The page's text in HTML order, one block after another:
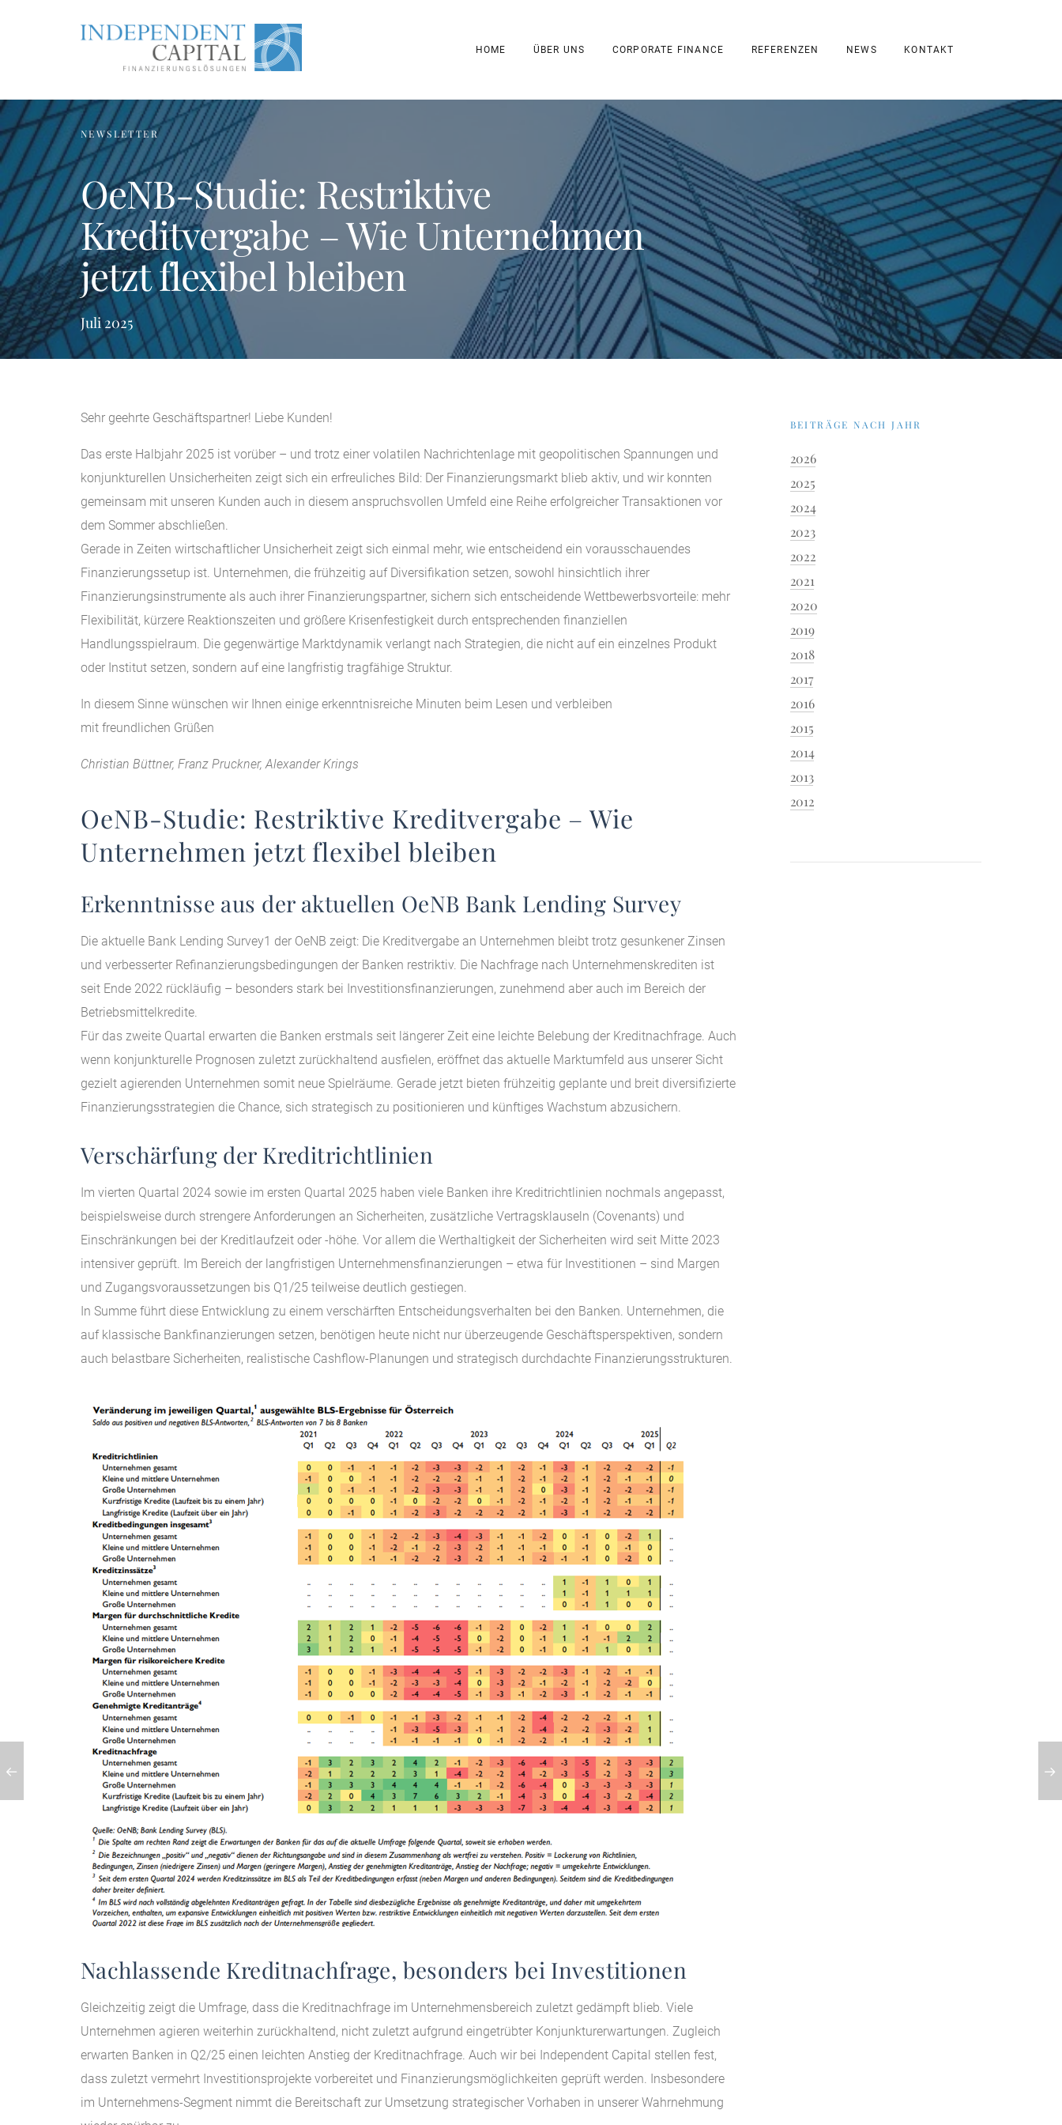
HOME ÜBER UNS CORPORATE FINANCE REFERENZEN NEWS KONTAKT
NEWSLETTER
OeNB-Studie: Restriktive
Kreditvergabe – Wie Unternehmen
jetzt flexibel bleiben
Juli 2025
Sehr geehrte Geschäftspartner! Liebe Kunden!
Das erste Halbjahr 2025 ist vorüber – und trotz einer volatilen Nachrichtenlage mit geopolitischen Spannungen und
konjunkturellen Unsicherheiten zeigt sich ein erfreuliches Bild: Der Finanzierungsmarkt blieb aktiv, und wir konnten
gemeinsam mit unseren Kunden auch in diesem anspruchsvollen Umfeld eine Reihe erfolgreicher Transaktionen vor
dem Sommer abschließen.
Gerade in Zeiten wirtschaftlicher Unsicherheit zeigt sich einmal mehr, wie entscheidend ein vorausschauendes
Finanzierungssetup ist. Unternehmen, die frühzeitig auf Diversifikation setzen, sowohl hinsichtlich ihrer
Finanzierungsinstrumente als auch ihrer Finanzierungspartner, sichern sich entscheidende Wettbewerbsvorteile: mehr
Flexibilität, kürzere Reaktionszeiten und größere Krisenfestigkeit durch entsprechenden finanziellen
Handlungsspielraum. Die gegenwärtige Marktdynamik verlangt nach Strategien, die nicht auf ein einzelnes Produkt
oder Institut setzen, sondern auf eine langfristig tragfähige Struktur.
In diesem Sinne wünschen wir Ihnen einige erkenntnisreiche Minuten beim Lesen und verbleiben
mit freundlichen Grüßen
Christian Büttner, Franz Pruckner, Alexander Krings
OeNB-Studie: Restriktive Kreditvergabe – Wie
Unternehmen jetzt flexibel bleiben
Erkenntnisse aus der aktuellen OeNB Bank Lending Survey
Die aktuelle Bank Lending Survey1 der OeNB zeigt: Die Kreditvergabe an Unternehmen bleibt trotz gesunkener Zinsen
und verbesserter Refinanzierungsbedingungen der Banken restriktiv. Die Nachfrage nach Unternehmenskrediten ist
seit Ende 2022 rückläufig – besonders stark bei Investitionsfinanzierungen, zunehmend aber auch im Bereich der
Betriebsmittelkredite.
Für das zweite Quartal erwarten die Banken erstmals seit längerer Zeit eine leichte Belebung der Kreditnachfrage. Auch
wenn konjunkturelle Prognosen zuletzt zurückhaltend ausfielen, eröffnet das aktuelle Marktumfeld aus unserer Sicht
gezielt agierenden Unternehmen somit neue Spielräume. Gerade jetzt bieten frühzeitig geplante und breit diversifizierte
Finanzierungsstrategien die Chance, sich strategisch zu positionieren und künftiges Wachstum abzusichern.
Verschärfung der Kreditrichtlinien
Im vierten Quartal 2024 sowie im ersten Quartal 2025 haben viele Banken ihre Kreditrichtlinien nochmals angepasst,
beispielsweise durch strengere Anforderungen an Sicherheiten, zusätzliche Vertragsklauseln (Covenants) und
Einschränkungen bei der Kreditlaufzeit oder -höhe. Vor allem die Werthaltigkeit der Sicherheiten wird seit Mitte 2023
intensiver geprüft. Im Bereich der langfristigen Unternehmensfinanzierungen – etwa für Investitionen – sind Margen
und Zugangsvoraussetzungen bis Q1/25 teilweise deutlich gestiegen.
In Summe führt diese Entwicklung zu einem verschärften Entscheidungsverhalten bei den Banken. Unternehmen, die
auf klassische Bankfinanzierungen setzen, benötigen heute nicht nur überzeugende Geschäftsperspektiven, sondern
auch belastbare Sicherheiten, realistische Cashflow-Planungen und strategisch durchdachte Finanzierungsstrukturen.
Nachlassende Kreditnachfrage, besonders bei Investitionen
Gleichzeitig zeigt die Umfrage, dass die Kreditnachfrage im Unternehmensbereich zuletzt gedämpft blieb. Viele
Unternehmen agieren weiterhin zurückhaltend, nicht zuletzt aufgrund eingetrübter Konjunkturerwartungen. Zugleich
erwarten Banken in Q2/25 einen leichten Anstieg der Kreditnachfrage. Auch wir bei Independent Capital stellen fest,
dass zuletzt vermehrt Investitionsprojekte vorbereitet und Finanzierungsmöglichkeiten geprüft werden. Insbesondere
im Unternehmens-Segment nimmt die Bereitschaft zur Umsetzung strategischer Vorhaben in unserer Wahrnehmung
BEITRÄGE NACH JAHR
2026
2025
2024
2023
2022
2021
2020
2019
2018
2017
2016
2015
2014
2013
2012